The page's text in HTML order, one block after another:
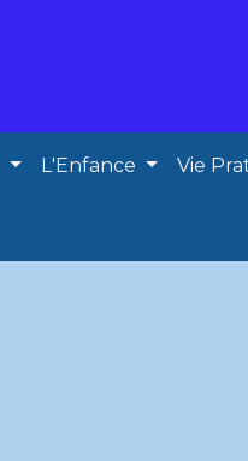
L'Enfance Vie